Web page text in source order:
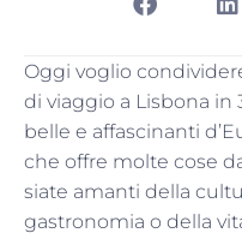
Oggi voglio
di viaggio a Lisbona in
belle e affascinanti
che offre molte cose
siate amanti della
gastronomia o della